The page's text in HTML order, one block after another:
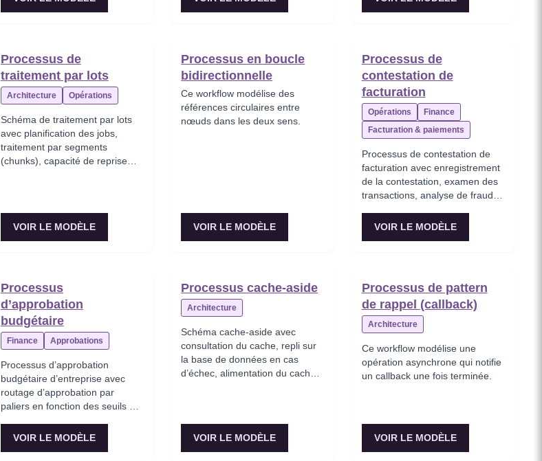
Processus de
traitement par lots
Architecture Opérations
Schéma de traitement par lots
avec planification des jobs,
traitement par segments
(chunks), capacité de reprise
VOIR LE MODÈLE
Processus en boucle
bidirectionnelle
Ce workflow modélise des
références circulaires entre
nœuds dans les deux sens.
VOIR LE MODÈLE
Processus de
contestation de
facturation
Opérations
Finance
Facturation & paiements
Processus de contestation de
facturation avec enregistrement
de la contestation, examen des
transactions, analyse de fraude,
de la réponse au
VOIR LE MODÈLE
Processus
d’approbation
budgétaire
Finance Approbations
Processus d’approbation
budgétaire d’entreprise avec
routage d’approbation par
paliers en fonction des seuils de
100 K$–1 M$, Conseil > 1 M$),
VOIR LE MODÈLE
Processus cache-aside
Architecture
Schéma cache-aside avec
consultation du cache, repli sur
la base de données en cas
d’échec, alimentation du cache,
VOIR LE MODÈLE
Processus de pattern
de rappel (callback)
Architecture
Ce workflow modélise une
opération asynchrone qui notifie
un callback une fois terminée.
VOIR LE MODÈLE